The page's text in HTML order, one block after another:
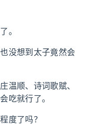
。
没想到太子竟然会
温顺、诗词歌赋、
吃就行了。
度了吗？